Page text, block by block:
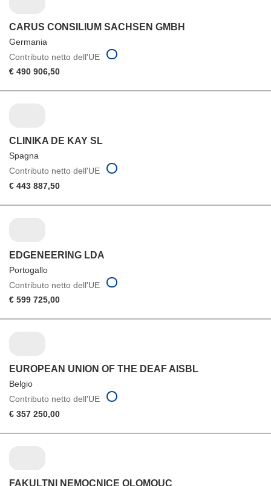
CARUS CONSILIUM SACHSEN GMBH
Germania
Contributo netto dell'UE
€ 490 906,50
CLINIKA DE KAY SL
Spagna
Contributo netto dell'UE
€ 443 887,50
EDGENEERING LDA
Portogallo
Contributo netto dell'UE
€ 599 725,00
EUROPEAN UNION OF THE DEAF AISBL
Belgio
Contributo netto dell'UE
€ 357 250,00
FAKULTNI NEMOCNICE OLOMOUC